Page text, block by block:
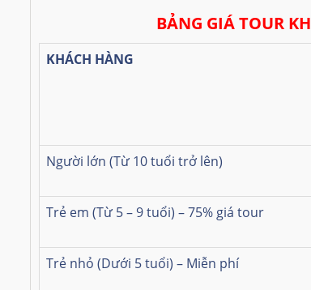
BẢNG GIÁ TOUR
KHÁCH HÀNG
Người lớn (Từ 10 tuổi trở lên)
Trẻ em (Từ 5 – 9 tuổi) – 75% giá tour
Trẻ nhỏ (Dưới 5 tuổi) – Miễn phí